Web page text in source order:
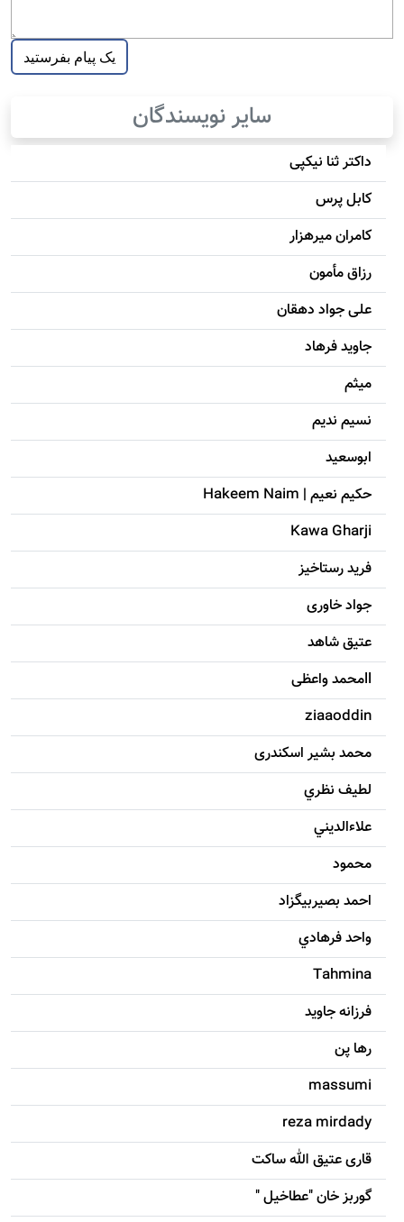
سایر نویسندگان
داکتر ثنا نیکپی
کابل پرس
کامران میرهزار
رزاق مأمون
علی جواد دهقان
جاويد فرهاد
میثم
نسیم ندیم
ابوسعيد
حکيم نعيم | Hakeem Naim
Kawa Gharji
فرید رستاخیز
جواد خاوری
عتیق شاهد
llمحمد واعظی
ziaaoddin
محمد بشیر اسکندری
لطيف نظري
علاءالديني
محمود
احمد بصيربيگزاد
واحد فرهادي
Tahmina
فرزانه جاويد
رها پن
massumi
reza mirdady
قاری عتیق الله ساکت
گوربز خان "عطاخیل "